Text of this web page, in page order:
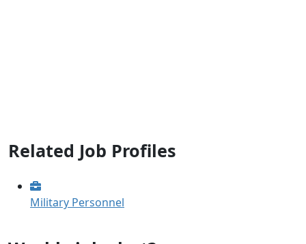
Related Job Profiles
Military Personnel